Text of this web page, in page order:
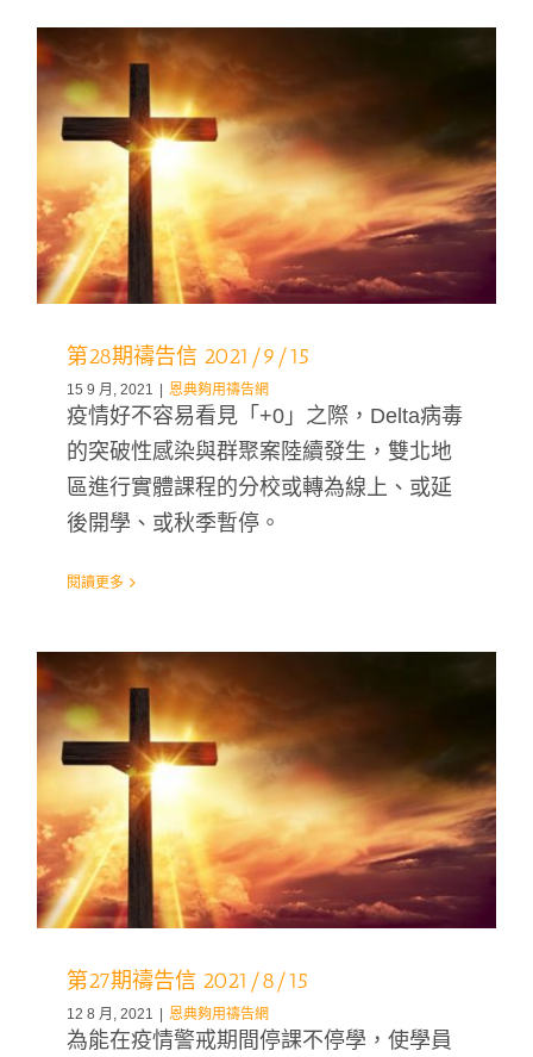
第28期禱告信 2021/9/15
15 9 月, 2021 | 恩典夠用禱告網
疫情好不容易看見「+0」之際，Delta病毒
的突破性感染與群聚案陸續發生，雙北地
區進行實體課程的分校或轉為線上、或延
後開學、或秋季暫停。
閱讀更多
第27期禱告信 2021/8/15
12 8 月, 2021 | 恩典夠用禱告網
為能在疫情警戒期間停課不停學，使學員